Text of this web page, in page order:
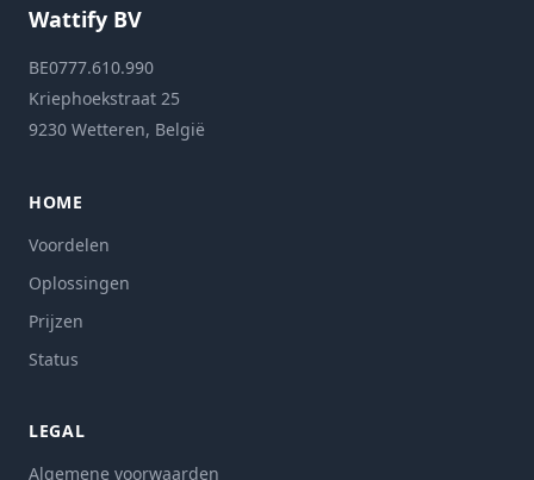
Wattify BV
BE0777.610.990
Kriephoekstraat 25
9230 Wetteren, België
HOME
Voordelen
Oplossingen
Prijzen
Status
LEGAL
Algemene voorwaarden